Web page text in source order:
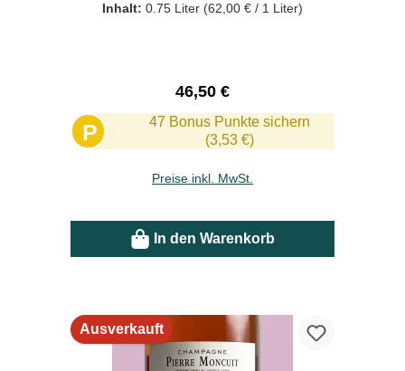
Inhalt: 0.75 Liter (62,00 € / 1 Liter)
Regulärer Preis:
46,50 €
P
47 Bonus Punkte sichern
(3,53 €)
Preise inkl. MwSt.
In den Warenkorb
Ausverkauft